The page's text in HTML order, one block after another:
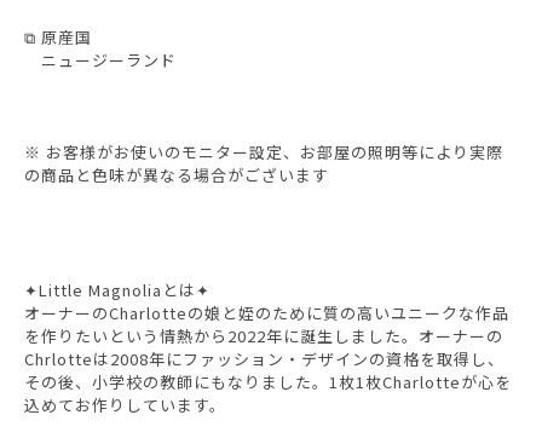
⧉ 原産国
ニュージーランド
※ お客様がお使いのモニター設定、お部屋の照明等により実際
の商品と色味が異なる場合がございます
✦Little Magnoliaとは✦
オーナーのCharlotteの娘と姪のために質の高いユニークな作品
を作りたいという情熱から2022年に誕生しました。オーナーの
Chrlotteは2008年にファッション・デザインの資格を取得し、
その後、小学校の教師にもなりました。1枚1枚Charlotteが心を
込めてお作りしています。